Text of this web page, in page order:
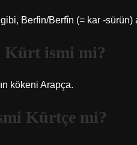
Berfin/Berfîn (= kar -sürün)
Kürt ismi mi?
kökeni Arapça.
Kürtçe mi?